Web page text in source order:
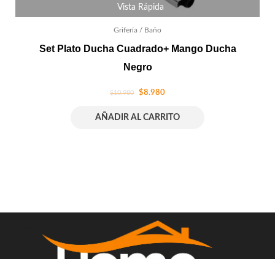
Vista Rápida
Grifería / Baño
Set Plato Ducha Cuadrado+ Mango Ducha
Negro
$10.980 $8.980
AÑADIR AL CARRITO